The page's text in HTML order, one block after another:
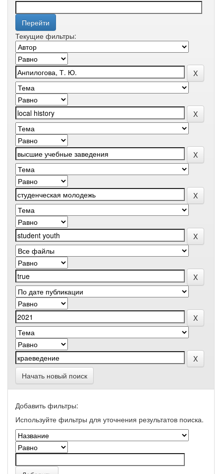
Текущие фильтры:
Начать новый поиск
Добавить фильтры:
Используйте фильтры для уточнения результатов поиска.